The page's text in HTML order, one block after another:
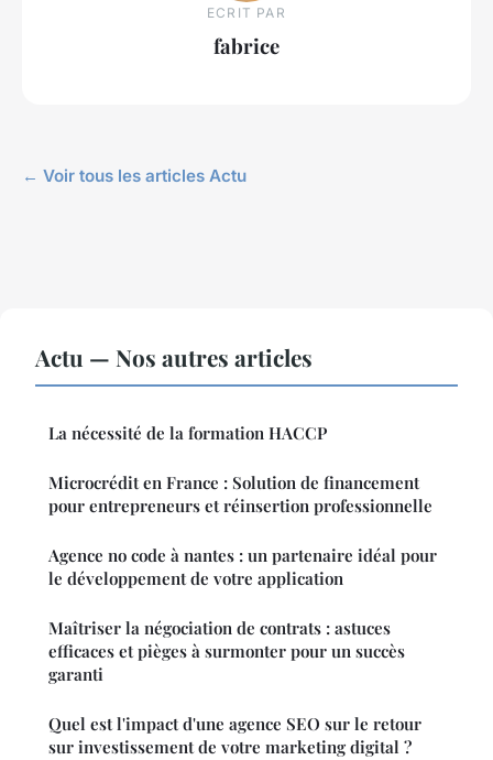
ECRIT PAR
fabrice
← Voir tous les articles Actu
Actu — Nos autres articles
La nécessité de la formation HACCP
Microcrédit en France : Solution de financement
pour entrepreneurs et réinsertion professionnelle
Agence no code à nantes : un partenaire idéal pour
le développement de votre application
Maîtriser la négociation de contrats : astuces
efficaces et pièges à surmonter pour un succès
garanti
Quel est l'impact d'une agence SEO sur le retour
sur investissement de votre marketing digital ?